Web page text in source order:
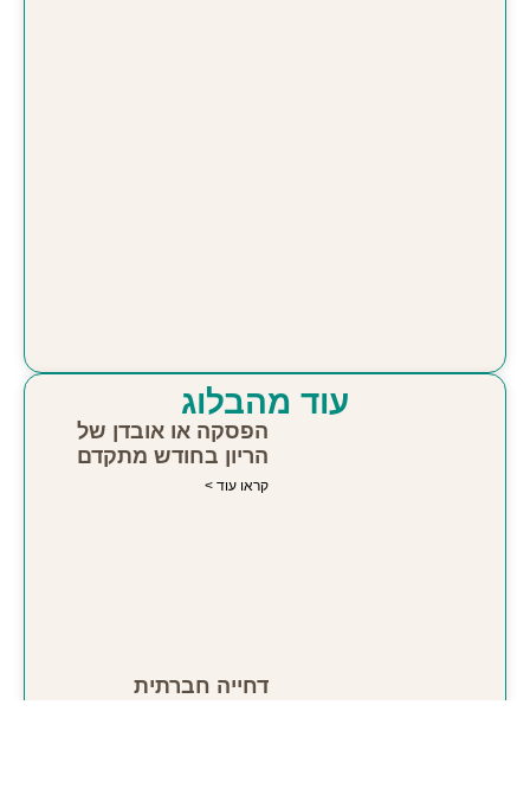
עוד מהבלוג
הפסקה או אובדן של
הריון בחודש מתקדם
קראו עוד >
דחייה חברתית